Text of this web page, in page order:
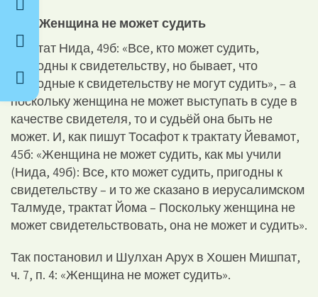
Женщина не может судить
Трактат Нида, 49б: «Все, кто может судить,
пригодны к свидетельству, но бывает, что
пригодные к свидетельству не могут судить», – а
поскольку женщина не может выступать в суде в
качестве свидетеля, то и судьёй она быть не
может. И, как пишут Тосафот к трактату Йевамот,
45б: «Женщина не может судить, как мы учили
(Нида, 49б): Все, кто может судить, пригодны к
свидетельству – и то же сказано в иерусалимском
Талмуде, трактат Йома – Поскольку женщина не
может свидетельствовать, она не может и судить».
Так постановил и Шулхан Арух в Хошен Мишпат,
ч. 7, п. 4: «Женщина не может судить».